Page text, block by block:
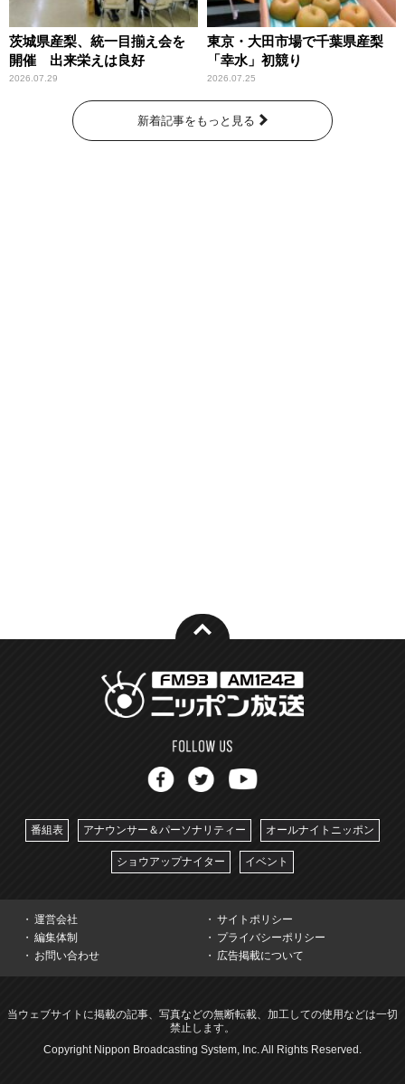
茨城県産梨、統一目揃え会を
開催 出来栄えは良好
2026.07.29
東京・大田市場で千葉県産梨
「幸水」初競り
2026.07.25
新着記事をもっと見る
番組表 アナウンサー＆パーソナリティー オールナイトニッポン
ショウアップナイター イベント
運営会社
サイトポリシー
編集体制
プライバシーポリシー
お問い合わせ
広告掲載について
当ウェブサイトに掲載の記事、写真などの無断転載、加工しての使用などは一切
禁止します。
Copyright Nippon Broadcasting System, Inc. All Rights Reserved.